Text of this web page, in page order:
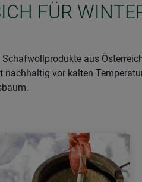
FÜR
aus
vor kalten